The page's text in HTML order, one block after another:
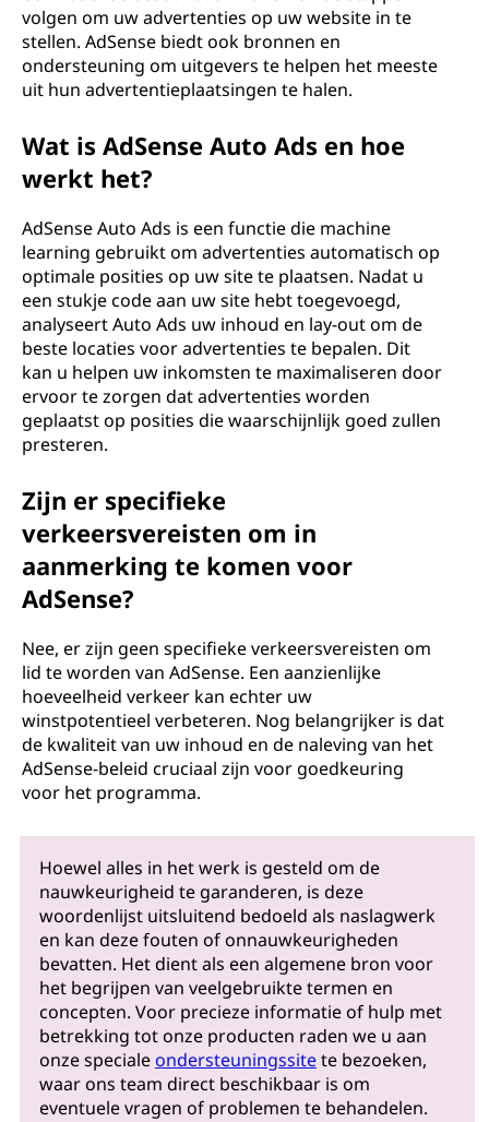
volgen om uw advertenties op uw website in te
stellen. AdSense biedt ook bronnen en
ondersteuning om uitgevers te helpen het meeste
uit hun advertentieplaatsingen te halen.
Wat is AdSense Auto Ads en hoe
werkt het?
AdSense Auto Ads is een functie die machine
learning gebruikt om advertenties automatisch op
optimale posities op uw site te plaatsen. Nadat u
een stukje code aan uw site hebt toegevoegd,
analyseert Auto Ads uw inhoud en lay-out om de
beste locaties voor advertenties te bepalen. Dit
kan u helpen uw inkomsten te maximaliseren door
ervoor te zorgen dat advertenties worden
geplaatst op posities die waarschijnlijk goed zullen
presteren.
Zijn er specifieke
verkeersvereisten om in
aanmerking te komen voor
AdSense?
Nee, er zijn geen specifieke verkeersvereisten om
lid te worden van AdSense. Een aanzienlijke
hoeveelheid verkeer kan echter uw
winstpotentieel verbeteren. Nog belangrijker is dat
de kwaliteit van uw inhoud en de naleving van het
AdSense-beleid cruciaal zijn voor goedkeuring
voor het programma.
Hoewel alles in het werk is gesteld om de
nauwkeurigheid te garanderen, is deze
woordenlijst uitsluitend bedoeld als naslagwerk
en kan deze fouten of onnauwkeurigheden
bevatten. Het dient als een algemene bron voor
het begrijpen van veelgebruikte termen en
concepten. Voor precieze informatie of hulp met
betrekking tot onze producten raden we u aan
onze specialeondersteuningssitete bezoeken,
waar ons team direct beschikbaar is om
eventuele vragen of problemen te behandelen.